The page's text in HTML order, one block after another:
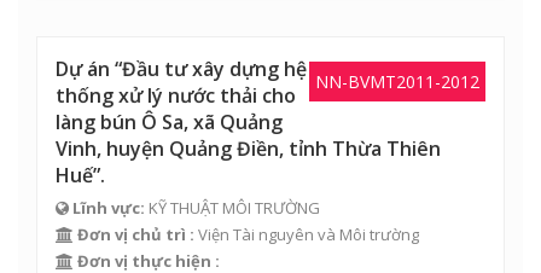
NN-BVMT2011-2012
Dự án “Đầu tư xây dựng hệ
thống xử lý nước thải cho
làng bún Ô Sa, xã Quảng
Vinh, huyện Quảng Điền, tỉnh Thừa Thiên
Huế”.
Lĩnh vực: KỸ THUẬT MÔI TRƯỜNG
Đơn vị chủ trì : Viện Tài nguyên và Môi trường
Đơn vị thực hiện :